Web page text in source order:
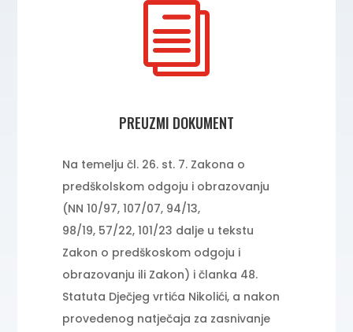
i
PREUZMI DOKUMENT
Na temelju čl. 26. st. 7. Zakona o
predškolskom odgoju i obrazovanju
(NN 10/97, 107/07, 94/13,
98/19, 57/22, 101/23 dalje u tekstu
Zakon o predškoskom odgoju i
obrazovanju ili Zakon) i članka 48.
Statuta Dječjeg vrtića Nikolići, a nakon
provedenog natječaja za zasnivanje